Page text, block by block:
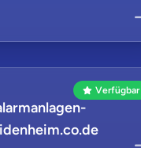
Verfügbar